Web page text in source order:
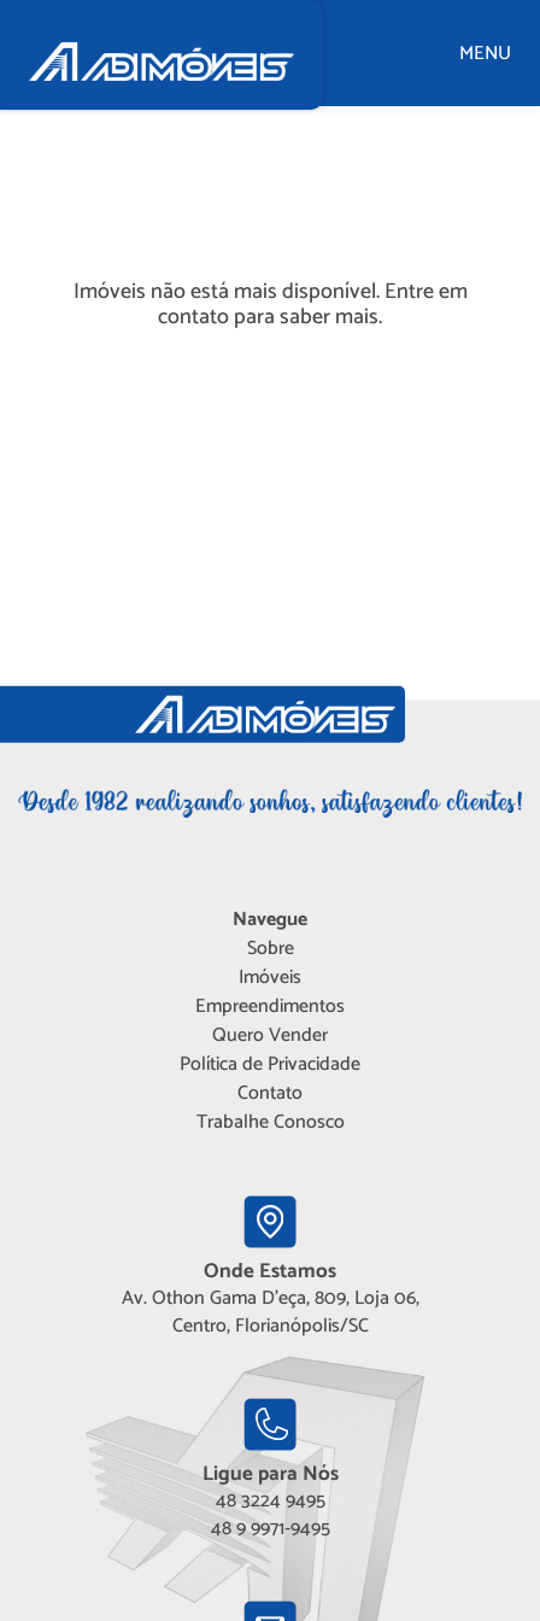
MENU
Imóveis não está mais disponível. Entre em
contato para saber mais.
Navegue
Sobre
Imóveis
Empreendimentos
Quero Vender
Política de Privacidade
Contato
Trabalhe Conosco
Onde Estamos
Av. Othon Gama D'eça, 809, Loja 06,
Centro, Florianópolis/SC
Ligue para Nós
48 3224 9495
48 9 9971-9495